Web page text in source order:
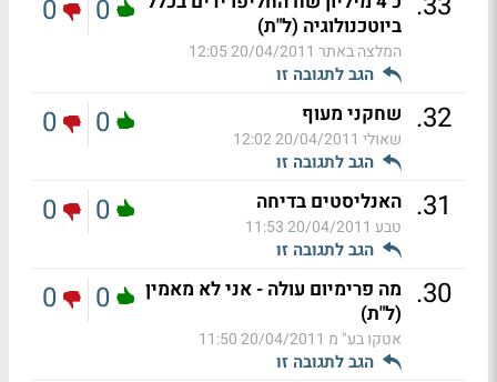
ביוטכנולוגיה (ל"ת)
המלצה באתר 20/04/2011 12:05
הגב לתגובה זו
0
0
32
. שחקני מעוף
שאולי 20/04/2011 12:02
הגב לתגובה זו
0
0
31
. האנליסטים בדיחה
טבע 20/04/2011 11:53
הגב לתגובה זו
0
0
30
. מה פרימיום עולה - אני לא מאמין
(ל"ת)
אטקו בע" מ 20/04/2011 11:50
הגב לתגובה זו
0
0